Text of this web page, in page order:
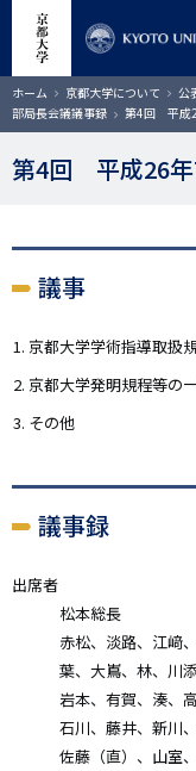
コ
ン
テ
ン
ツ
動
サ
ホーム 京都大学について 公
部局長会議議事録
第4回 平成
第4回 平成26年
議事
京都大学学術指導取扱
京都大学発明規程等の
その他
議事録
出席者
松本総長
赤松、淡路、江﨑
葉、大嶌、林、川添
岩本、有賀、湊、
石川、藤井、新川
佐藤（直）、山室